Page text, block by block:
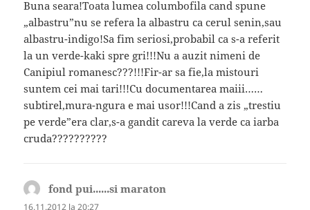
Buna seara!Toata lumea columbofila cand spune
„albastru”nu se refera la albastru ca cerul senin,sau
albastru-indigo!Sa fim seriosi,probabil ca s-a referit
la un verde-kaki spre gri!!!Nu a auzit nimeni de
Canipiul romanesc???!!!Fir-ar sa fie,la mistouri
suntem cei mai tari!!!Cu documentarea maiii……
subtirel,mura-ngura e mai usor!!!Cand a zis „trestiu
pe verde”era clar,s-a gandit careva la verde ca iarba
cruda??????????
fond pui......si maraton
16.11.2012 la 20:27